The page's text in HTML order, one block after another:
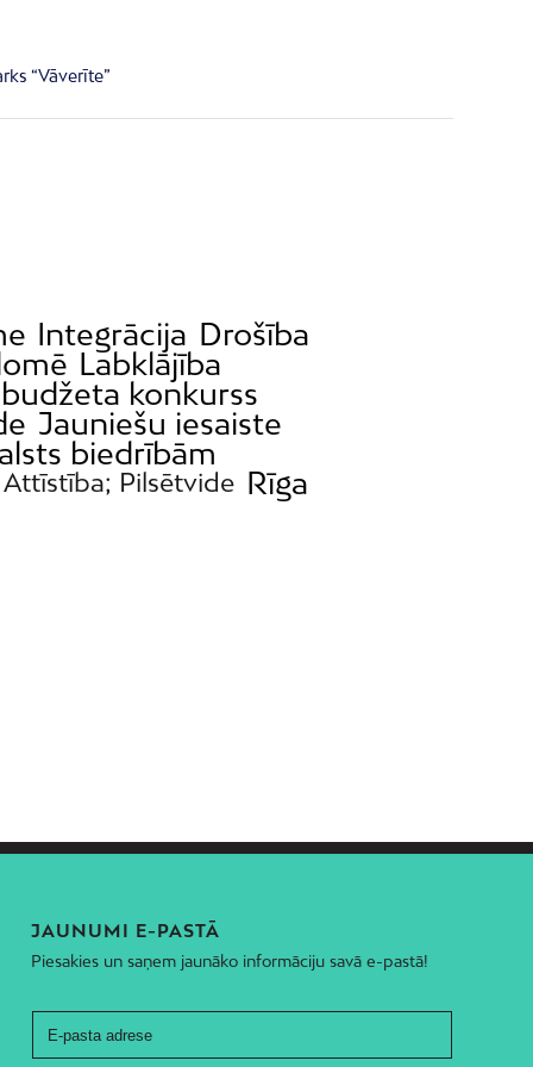
“Vāverīte”
Integrācija Drošība
Labklājība
konkurss
Jauniešu iesaiste
biedrībām
Attīstība; Pilsētvide Rīga
JAUNUMI E-PASTĀ
Piesakies un saņem jaunāko informāciju savā e-pastā!